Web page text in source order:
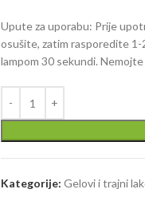
Upute za uporabu: Prije
osušite, zatim rasporedite 1-
lampom 30 sekundi.
Kategorije: Gelovi i trajni